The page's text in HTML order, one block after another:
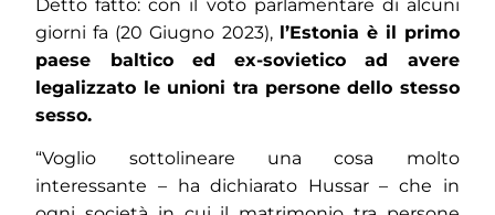
Detto fatto: con il voto parlamentare di alcuni
giorni fa (20 Giugno 2023), l’Estonia è il primo
paese baltico ed ex-sovietico ad avere
legalizzato le unioni tra persone dello stesso
sesso.
“Voglio sottolineare una cosa molto
interessante – ha dichiarato Hussar – che in